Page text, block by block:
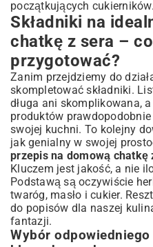
początkujących cukierników.
Składniki na
chatkę z sera –
przygotować?
Zanim przejdziemy do
skompletować składniki.
długa ani skomplikowana,
produktów
swojej kuchni. To kolejny
jak genialny w swojej
przepis na domową chatkę
Kluczem jest jakość, a nie
Podstawą są oczywiście
twaróg, masło i cukier.
do popisów dla naszej
fantazji.
Wybór